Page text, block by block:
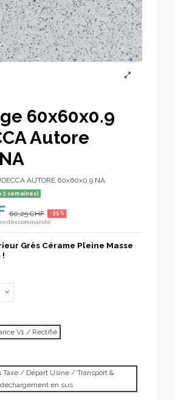
60x60x0.9
Autore
AUTORE 60x60x0.9 NA
3 semaines)
60,25 CHF -35%
dès commande
Grès Cérame Pleine Masse
!
V1 / Rectifié
Taxe / Départ Usine / Transport &
déchargement en sus